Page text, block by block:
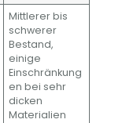
Mittlerer bis
schwerer
Bestand,
einige
Einschränkung
en bei sehr
dicken
Materialien